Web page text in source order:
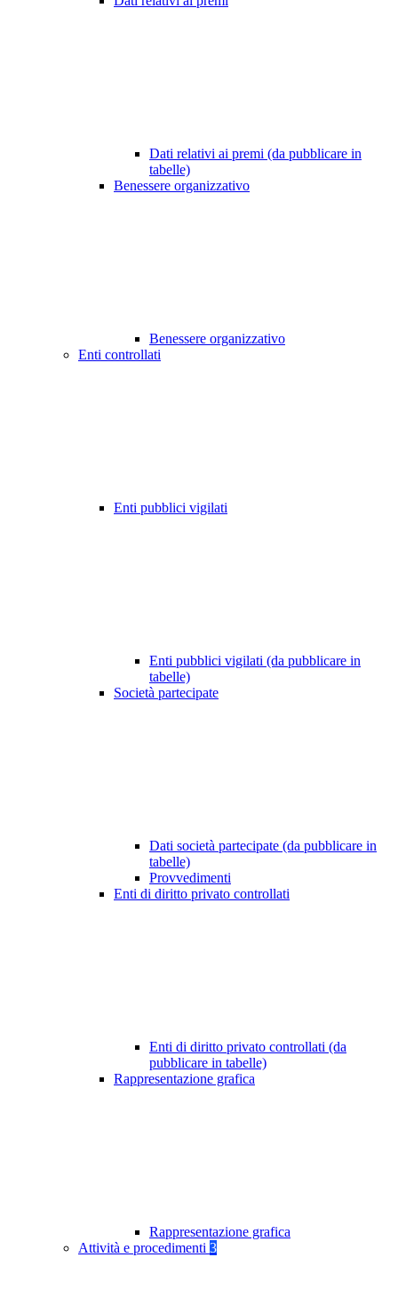
Dati relativi ai premi (da pubblicare in
tabelle)
Benessere organizzativo
Benessere organizzativo
Enti controllati
Enti pubblici vigilati
Enti pubblici vigilati (da pubblicare in
tabelle)
Società partecipate
Dati società partecipate (da pubblicare in
tabelle)
Provvedimenti
Enti di diritto privato controllati
Enti di diritto privato controllati (da
pubblicare in tabelle)
Rappresentazione grafica
Rappresentazione grafica
Attività e procedimenti 3